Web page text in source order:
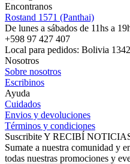
Encontranos
Rostand 1571 (Panthai)
De lunes a sábados de 11hs a
+598 97 427 407
Local para pedidos: Bolivia
Nosotros
Sobre nosotros
Escribinos
Ayuda
Cuidados
Envios y devoluciones
Términos y condiciones
Suscribite Y RECIBÍ
Sumate a nuestra comunidad y
todas nuestras promociones y